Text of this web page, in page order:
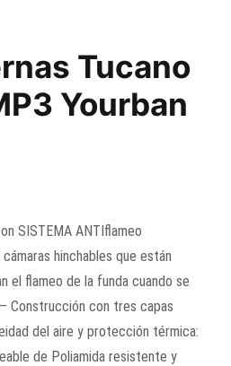
Tucano
Yourban
SISTEMA ANTIflameo
cámaras hinchables que están
el flameo de la funda cuando se
Construcción con tres capas
del aire y protección térmica:
de Poliamida resistente y